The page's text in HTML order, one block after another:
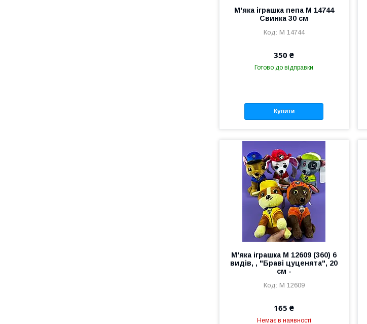
М'яка іграшка пепа M 14744
Свинка 30 см
M 14744
350 ₴
Готово до відправки
Купити
М'яка іграшка M 12609 (360) 6
видів, , "Браві цуценята", 20
см -
M 12609
165 ₴
Немає в наявності